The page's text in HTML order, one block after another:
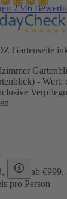
2346
Gartenseite
- Wert:
ab €999,-
pro Person